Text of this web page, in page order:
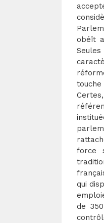
obéît
force
qui
de